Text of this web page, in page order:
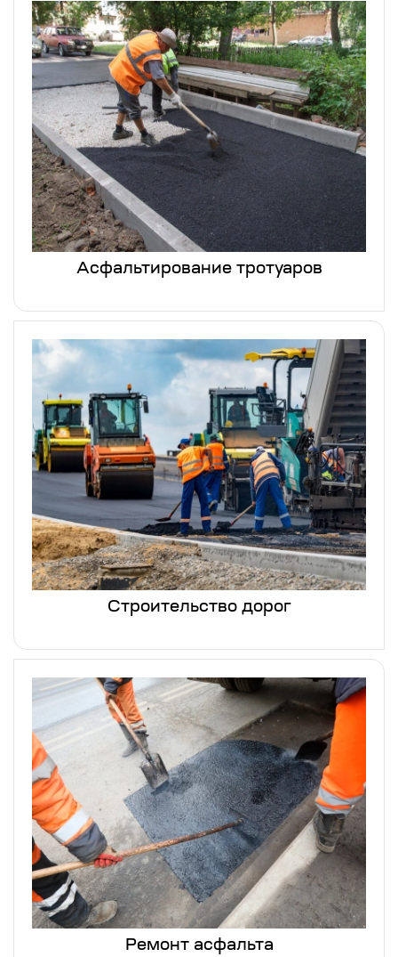
Асфальтирование тротуаров
Строительство дорог
Ремонт асфальта